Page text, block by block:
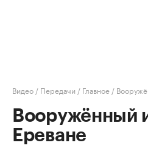
Видео / Передачи / Главное /
Вооружённый
Ереване